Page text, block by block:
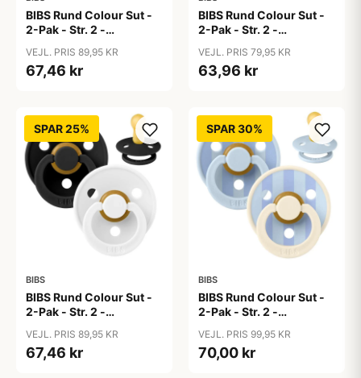
BIBS Rund Colour Sut -
2-Pak - Str. 2 -
Blue/Baby Blue
VEJL. PRIS 89,95 KR
67,46 kr
BIBS Rund Colour Sut -
2-Pak - Str. 2 -
Pink/Bubblegum
VEJL. PRIS 79,95 KR
63,96 kr
SPAR 25%
BIBS
BIBS Rund Colour Sut -
2-Pak - Str. 2 -
Black/White
VEJL. PRIS 89,95 KR
67,46 kr
SPAR 30%
BIBS
BIBS Rund Colour Sut -
2-Pak - Str. 2 -
Studio - Baby Blue/Dusty
Blue Mix
VEJL. PRIS 99,95 KR
70,00 kr